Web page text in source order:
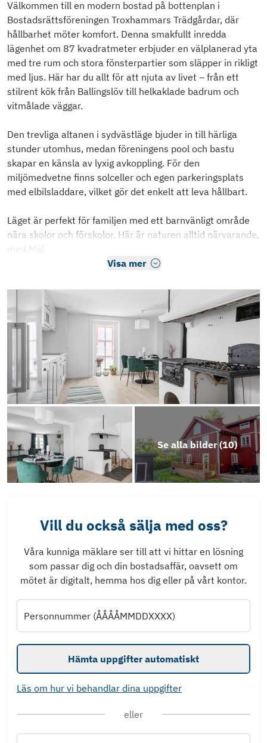
Välkommen till en modern bostad på bottenplan i
Bostadsrättsföreningen Troxhammars Trädgårdar, där
hållbarhet möter komfort. Denna smakfullt inredda
lägenhet om 87 kvadratmeter erbjuder en välplanerad yta
med tre rum och stora fönsterpartier som släpper in rikligt
med ljus. Här har du allt för att njuta av livet – från ett
stilrent kök från Ballingslöv till helkaklade badrum och
vitmålade väggar.
Den trevliga altanen i sydvästläge bjuder in till härliga
stunder utomhus, medan föreningens pool och bastu
skapar en känsla av lyxig avkoppling. För den
miljömedvetne finns solceller och egen parkeringsplats
med elbilsladdare, vilket gör det enkelt att leva hållbart.
Läget är perfekt för familjen med ett barnvänligt område
nära skolor och förskolor. Här är naturen alltid närvarande,
med Mäl
Visa mer
Se alla bilder (10)
Vill du också sälja med oss?
Våra kunniga mäklare ser till att vi hittar en lösning
som passar dig och din bostadsaffär, oavsett om
mötet är digitalt, hemma hos dig eller på vårt kontor.
Personnummer (ÅÅÅÅMMDDXXXX)
Hämta uppgifter automatiskt
Läs om hur vi behandlar dina uppgifter
eller